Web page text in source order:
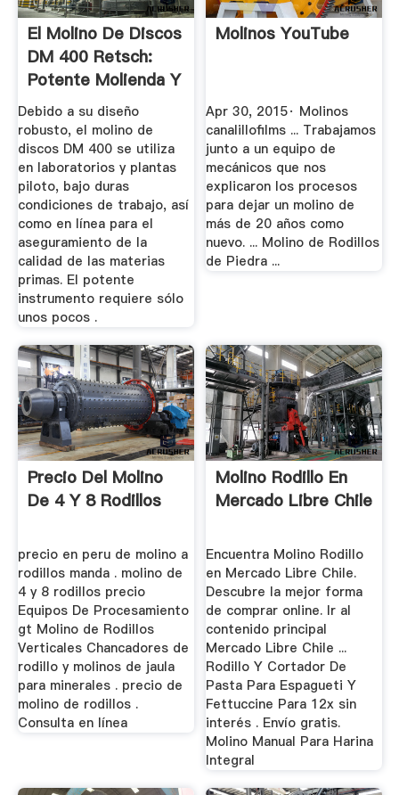
El Molino De Discos
DM 400 Retsch:
Potente Molienda Y
...
Debido a su diseño
robusto, el molino de
discos DM 400 se utiliza
en laboratorios y plantas
piloto, bajo duras
condiciones de trabajo, así
como en línea para el
aseguramiento de la
calidad de las materias
primas. El potente
instrumento requiere sólo
unos pocos .
Molinos YouTube
Apr 30, 2015· Molinos
canalillofilms ... Trabajamos
junto a un equipo de
mecánicos que nos
explicaron los procesos
para dejar un molino de
más de 20 años como
nuevo. ... Molino de Rodillos
de Piedra ...
Precio Del Molino
De 4 Y 8 Rodillos
precio en peru de molino a
rodillos manda . molino de
4 y 8 rodillos precio
Equipos De Procesamiento
gt Molino de Rodillos
Verticales Chancadores de
rodillo y molinos de jaula
para minerales . precio de
molino de rodillos .
Consulta en línea
Molino Rodillo En
Mercado Libre Chile
Encuentra Molino Rodillo
en Mercado Libre Chile.
Descubre la mejor forma
de comprar online. Ir al
contenido principal
Mercado Libre Chile ...
Rodillo Y Cortador De
Pasta Para Espagueti Y
Fettuccine Para 12x sin
interés . Envío gratis.
Molino Manual Para Harina
Integral